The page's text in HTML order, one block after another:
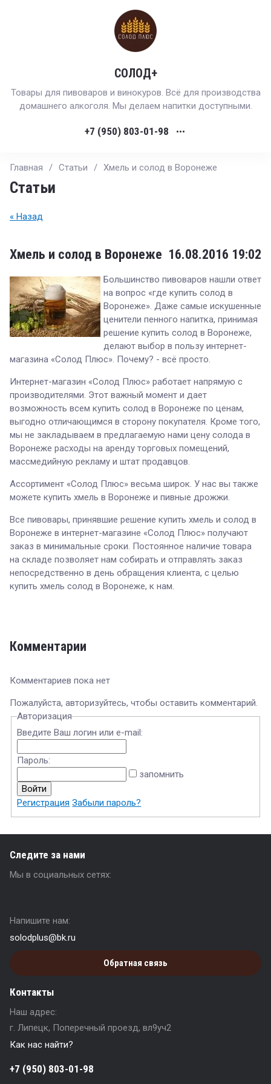
СОЛОД+
Товары для пивоваров и винокуров. Всё для производства
домашнего алкоголя. Мы делаем напитки доступными.
+7 (950) 803-01-98 •••
Главная / Статьи / Хмель и солод в Воронеже
Статьи
« Назад
Хмель и солод в Воронеже 16.08.2016 19:02
Большинство пивоваров нашли ответ
на вопрос «где купить солод в
Воронеже». Даже самые искушенные
ценители пенного напитка, принимая
решение купить солод в Воронеже,
делают выбор в пользу интернет-
магазина «Солод Плюс». Почему? - всё просто.
Интернет-магазин «Солод Плюс» работает напрямую с
производителями. Этот важный момент и дает
возможность всем купить солод в Воронеже по ценам,
выгодно отличающимся в сторону покупателя. Кроме того,
мы не закладываем в предлагаемую нами цену солода в
Воронеже расходы на аренду торговых помещений,
массмедийную рекламу и штат продавцов.
Ассортимент «Солод Плюс» весьма широк. У нас вы также
можете купить хмель в Воронеже и пивные дрожжи.
Все пивовары, принявшие решение купить хмель и солод в
Воронеже в интернет-магазине «Солод Плюс» получают
заказ в минимальные сроки. Постоянное наличие товара
на складе позволяет нам собирать и отправлять заказ
непосредственно в день обращения клиента, с целью
купить хмель солод в Воронеже, к нам.
Комментарии
Комментариев пока нет
Пожалуйста, авторизуйтесь, чтобы оставить комментарий.
Авторизация
Введите Ваш логин или e-mail:
Пароль:
запомнить
Регистрация Забыли пароль?
Следите за нами
Мы в социальных сетях:
Напишите нам:
solodplus@bk.ru
Обратная связь
Контакты
Наш адрес:
г. Липецк, Поперечный проезд, вл9уч2
Как нас найти?
+7 (950) 803-01-98